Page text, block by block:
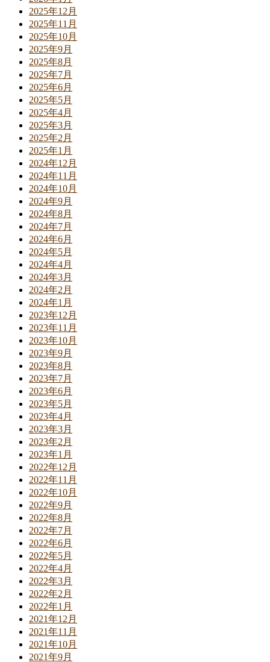
2025年12月
2025年11月
2025年10月
2025年9月
2025年8月
2025年7月
2025年6月
2025年5月
2025年4月
2025年3月
2025年2月
2025年1月
2024年12月
2024年11月
2024年10月
2024年9月
2024年8月
2024年7月
2024年6月
2024年5月
2024年4月
2024年3月
2024年2月
2024年1月
2023年12月
2023年11月
2023年10月
2023年9月
2023年8月
2023年7月
2023年6月
2023年5月
2023年4月
2023年3月
2023年2月
2023年1月
2022年12月
2022年11月
2022年10月
2022年9月
2022年8月
2022年7月
2022年6月
2022年5月
2022年4月
2022年3月
2022年2月
2022年1月
2021年12月
2021年11月
2021年10月
2021年9月